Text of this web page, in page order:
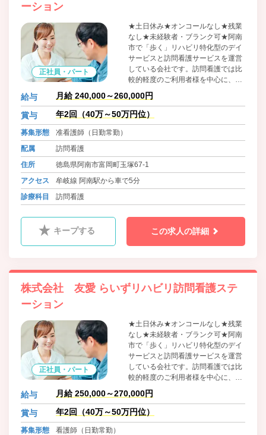
ーション
正社員・パート
★土日休み★オンコールなし★残業
なし★未経験者・ブランク可★阿南
市で「歩く」リハビリ特化型のデイ
サービスと訪問看護サービスを運営
している会社です。訪問看護では比
較的軽度のご利用者様を中心に、体
調管理や服薬管理、様子観察等で各
家庭を訪問していただいておりま
す。
給与 月給 240,000～260,000円
賞与 年2回（40万～50万円位）
募集形態
准看護師（日勤常勤）
配属
訪問看護
住所
徳島県阿南市富岡町玉塚67-1
アクセス
牟岐線 阿南駅から車で5分
診療科目
訪問看護
キープする この求人の詳細
株式会社 友愛 らいずリハビリ訪問看護ステ
ーション
正社員・パート
★土日休み★オンコールなし★残業
なし★未経験者・ブランク可★阿南
市で「歩く」リハビリ特化型のデイ
サービスと訪問看護サービスを運営
している会社です。訪問看護では比
較的軽度のご利用者様を中心に、体
調管理や服薬管理、様子観察等で各
家庭を訪問していただいておりま
す。
給与 月給 250,000～270,000円
賞与 年2回（40万～50万円位）
募集形態
看護師（日勤常勤）